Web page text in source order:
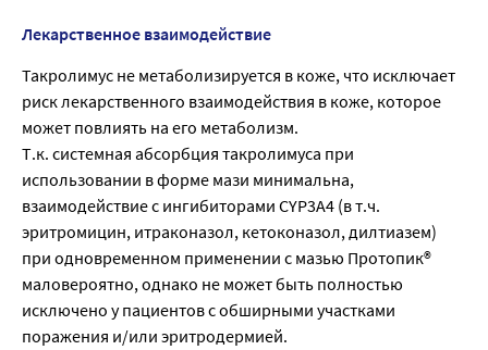
Лекарственное взаимодействие
Такролимус не метаболизируется в коже, что исключает
риск лекарственного взаимодействия в коже, которое
может повлиять на его метаболизм.
Т.к. системная абсорбция такролимуса при
использовании в форме мази минимальна,
взаимодействие с ингибиторами CYP3A4 (в т.ч.
эритромицин, итраконазол, кетоконазол, дилтиазем)
при одновременном применении с мазью Протопик®
маловероятно, однако не может быть полностью
исключено у пациентов с обширными участками
поражения и/или эритродермией.